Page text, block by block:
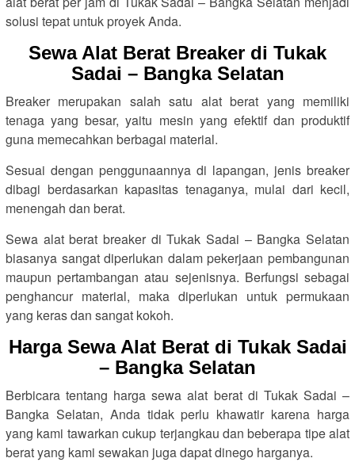
solusi tepat untuk proyek Anda.
Sewa Alat Berat Breaker di Tukak
Sadai – Bangka Selatan
Breaker merupakan salah satu alat berat yang memiliki
tenaga yang besar, yaitu mesin yang efektif dan produktif
guna memecahkan berbagai material.
Sesuai dengan penggunaannya di lapangan, jenis breaker
dibagi berdasarkan kapasitas tenaganya, mulai dari kecil,
menengah dan berat.
Sewa alat berat breaker di Tukak Sadai – Bangka Selatan
biasanya sangat diperlukan dalam pekerjaan pembangunan
maupun pertambangan atau sejenisnya. Berfungsi sebagai
penghancur material, maka diperlukan untuk permukaan
yang keras dan sangat kokoh.
Harga Sewa Alat Berat di Tukak Sadai
– Bangka Selatan
Berbicara tentang harga sewa alat berat di Tukak Sadai –
Bangka Selatan, Anda tidak perlu khawatir karena harga
yang kami tawarkan cukup terjangkau dan beberapa tipe alat
berat yang kami sewakan juga dapat dinego harganya.